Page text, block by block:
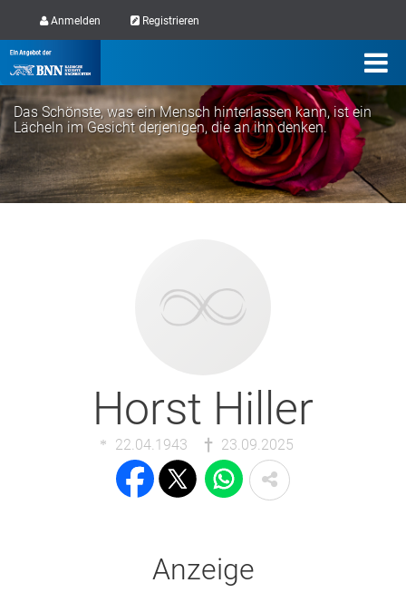
Anmelden Registrieren
Das Schönste, was ein Mensch hinterlassen kann, ist ein
Lächeln im Gesicht derjenigen, die an ihn denken.
Horst Hiller
22.04.1943 23.09.2025
Anzeige